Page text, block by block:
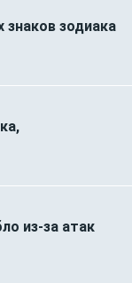
знаков зодиака
из-за атак